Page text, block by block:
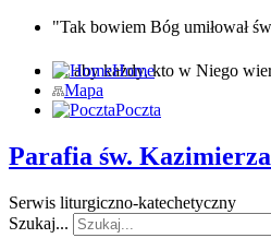
"Tak bowiem Bóg umiłował
… aby każdy, kto w Niego
Home
Mapa
Poczta
Parafia św.
Serwis liturgiczno-katechetyczny
Szukaj...